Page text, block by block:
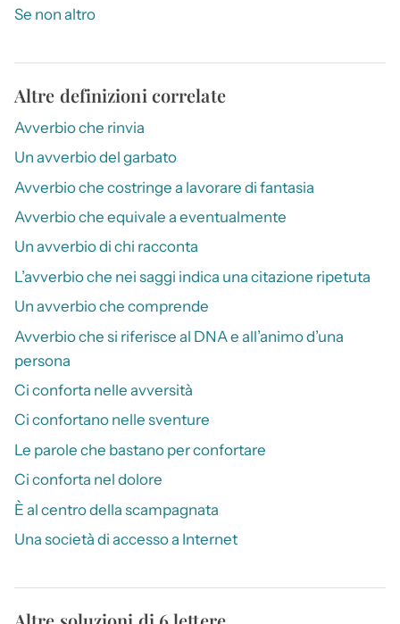
Se non altro
Altre definizioni correlate
Avverbio che rinvia
Un avverbio del garbato
Avverbio che costringe a lavorare di fantasia
Avverbio che equivale a eventualmente
Un avverbio di chi racconta
L’avverbio che nei saggi indica una citazione ripetuta
Un avverbio che comprende
Avverbio che si riferisce al DNA e all’animo d’una
persona
Ci conforta nelle avversità
Ci confortano nelle sventure
Le parole che bastano per confortare
Ci conforta nel dolore
È al centro della scampagnata
Una società di accesso a Internet